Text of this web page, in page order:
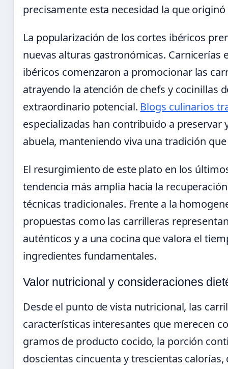
precisamente esta necesidad la que
La popularización de los cortes ibéricos
nuevas alturas gastronómicas. Carnicerías
ibéricos comenzaron a promocionar las
atrayendo la atención de chefs y cocinillas
extraordinario potencial. Blogs culinarios
especializadas han contribuido a
abuela, manteniendo viva una tradición
El resurgimiento de este plato en los
tendencia más amplia hacia la
técnicas tradicionales. Frente a la
propuestas como las carrilleras
auténticos y a una cocina que valora el
ingredientes fundamentales.
Valor nutricional y consideraciones
Desde el punto de vista nutricional, las
características interesantes que merecen
gramos de producto cocido, la porción
doscientas cincuenta y trescientas